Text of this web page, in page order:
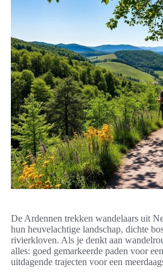
De Ardennen trekken wandelaars uit
hun heuvelachtige landschap, dichte
rivierkloven. Als je denkt aan
alles: goed gemarkeerde paden voor
uitdagende trajecten voor een